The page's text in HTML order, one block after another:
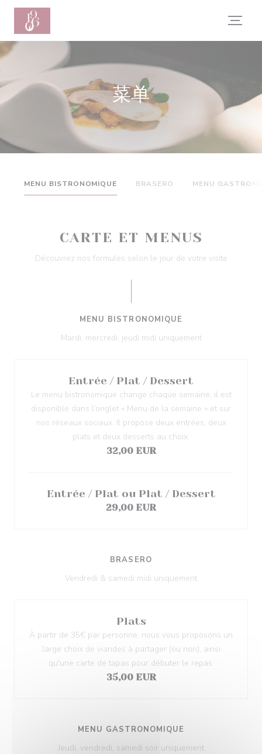
Cookie管理面板
菜单
MENU BISTRONOMIQUE BRASERO MENU
CARTE ET MENUS
Découvrez nos formules selon le jour de votre visite
MENU BISTRONOMIQUE
Mardi, mercredi, jeudi midi uniquement
Entrée / Plat / Dessert
Le menu bistronomique change chaque semaine, il est
disponible dans l’onglet « Menu de la semaine » et sur
nos réseaux sociaux. Il propose deux entrées, deux
plats et deux desserts au choix.
32,00 EUR
Entrée / Plat ou Plat / Dessert
29,00 EUR
BRASERO
Vendredi & samedi midi uniquement
Plats
À partir de 35€ par personne, nous vous proposons un
large choix de viandes à partager (ou non), ainsi
qu'une carte de tapas pour débuter le repas.
35,00 EUR
MENU GASTRONOMIQUE
Jeudi, vendredi, samedi soir uniquement